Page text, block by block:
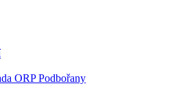
ORP Podbořany